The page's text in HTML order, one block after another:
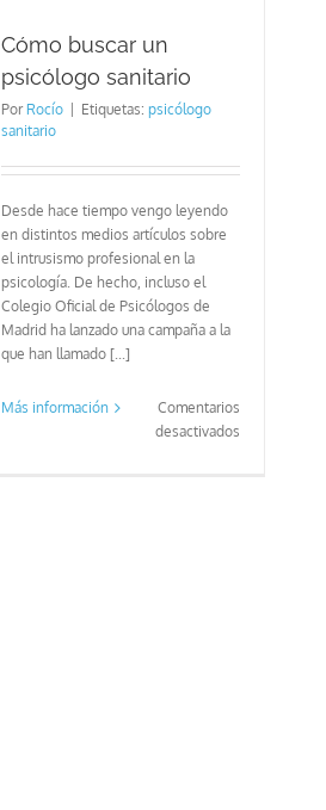
Cómo buscar un
psicólogo sanitario
PorRocío Etiquetas: psicólogo
sanitario
Desde hace tiempo vengo leyendo
en distintos medios artículos sobre
el intrusismo profesional en la
psicología. De hecho, incluso el
Colegio Oficial de Psicólogos de
Madrid ha lanzado una campaña a la
que han llamado [...]
Más información
Comentarios
desactivados